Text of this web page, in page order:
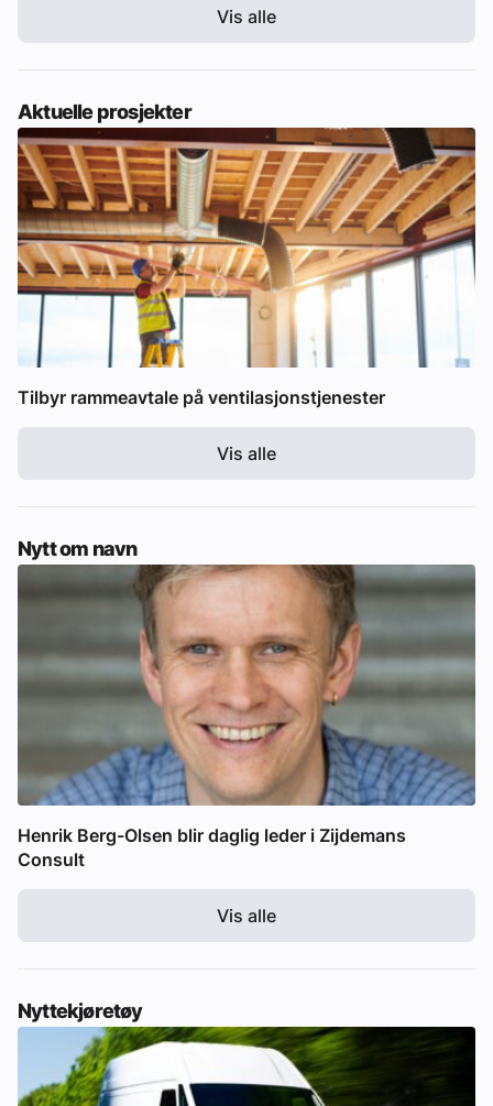
Vis alle
Aktuelle prosjekter
Tilbyr rammeavtale på ventilasjonstjenester
Vis alle
Nytt om navn
Henrik Berg-Olsen blir daglig leder i Zijdemans
Consult
Vis alle
Nyttekjøretøy